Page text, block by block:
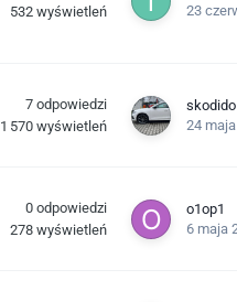
532 wyświetleń
23
7 odpowiedzi
1 570 wyświetleń
skodido
24
0 odpowiedzi
278 wyświetleń
o1op1
6 maja